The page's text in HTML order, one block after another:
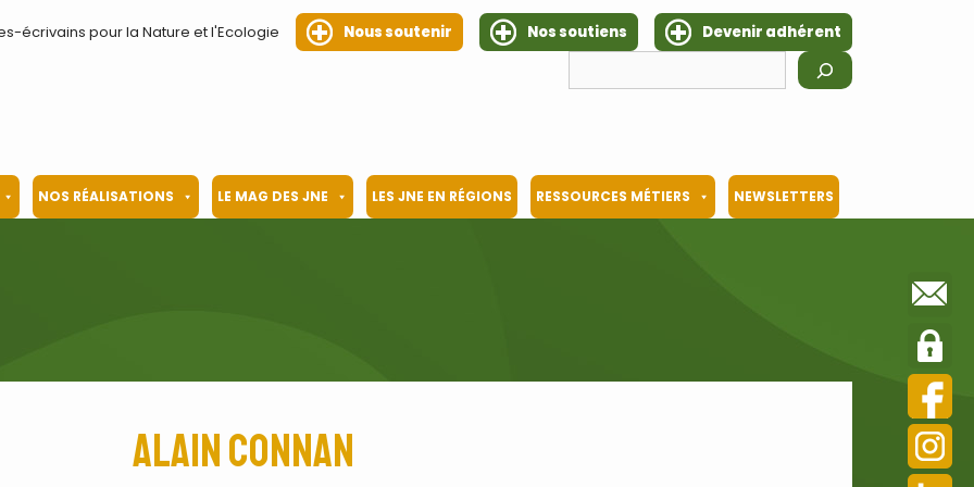
écrivains pour la Nature et l'Ecologie Nous soutenir Nos soutiens
Devenir adhérent
NOS RÉALISATIONS LE MAG DES JNE LES JNE EN RÉGIONS RESSOURCES MÉTIERS NEWSLETTERS
Alain Connan